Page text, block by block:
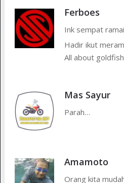
Ferboes
Ink sempat
Hadir ikut
All about
Mas Sayur
Parah…
Amamoto
Orang kita